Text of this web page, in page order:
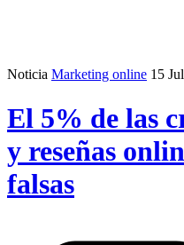
Noticia Marketing online 15
El 5% de las
y reseñas
falsas